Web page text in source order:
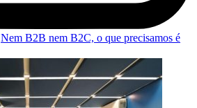
Nem B2B nem B2C, o que precisamos é